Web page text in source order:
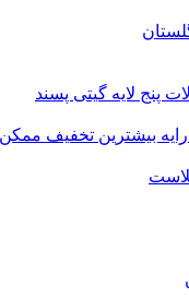
پنج لایه گیتی پسند